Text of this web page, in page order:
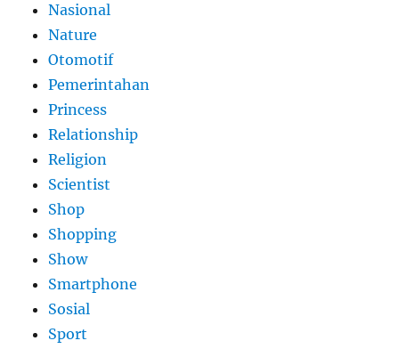
Nasional
Nature
Otomotif
Pemerintahan
Princess
Relationship
Religion
Scientist
Shop
Shopping
Show
Smartphone
Sosial
Sport